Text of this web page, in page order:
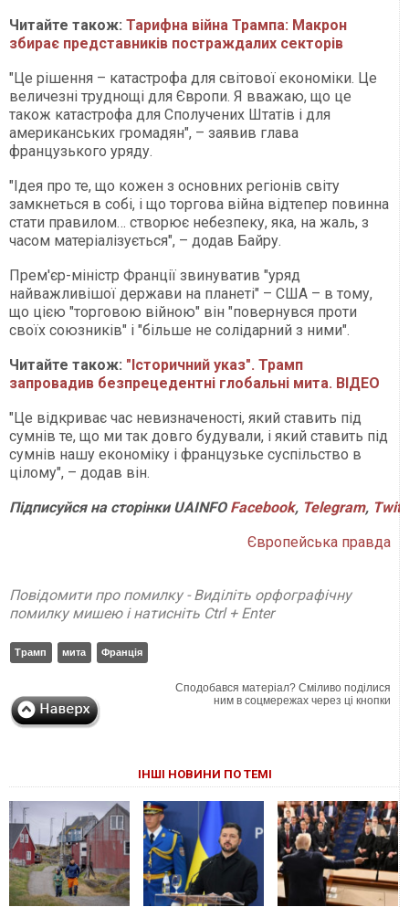
Читайте також: Тарифна війна Трампа: Макрон
збирає представників постраждалих секторів
"Це рішення – катастрофа для світової економіки. Це
величезні труднощі для Європи. Я вважаю, що це
також катастрофа для Сполучених Штатів і для
американських громадян", – заявив глава
французького уряду.
"Ідея про те, що кожен з основних регіонів світу
замкнеться в собі, і що торгова війна відтепер повинна
стати правилом… створює небезпеку, яка, на жаль, з
часом матеріалізується", – додав Байру.
Прем'єр-міністр Франції звинуватив "уряд
найважливішої держави на планеті" – США – в тому,
що цією "торговою війною" він "повернувся проти
своїх союзників" і "більше не солідарний з ними".
Читайте також: "Історичний указ". Трамп
запровадив безпрецедентні глобальні мита. ВІДЕО
"Це відкриває час невизначеності, який ставить під
сумнів те, що ми так довго будували, і який ставить під
сумнів нашу економіку і французьке суспільство в
цілому", – додав він.
Підписуйся на сторінки UAINFO Facebook, Telegram,
Європейська правда
Повідомити про помилку - Виділіть орфографічну
помилку мишею і натисніть Ctrl + Enter
Трамп мита Франція
Сподобався матеріал? Сміливо поділися
ним в соцмережах через ці кнопки
ІНШІ НОВИНИ ПО ТЕМІ